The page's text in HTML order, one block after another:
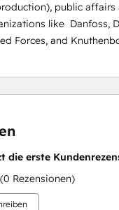
public affairs
like  Danfoss,
Forces, and
die erste
(0 Rezensionen)